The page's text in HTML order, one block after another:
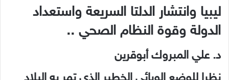
ليبيا وانتشار الدلتا السريعة واستعداد
الدولة وقوة النظام الصحي ..
د. علي المبروك أبوقرين